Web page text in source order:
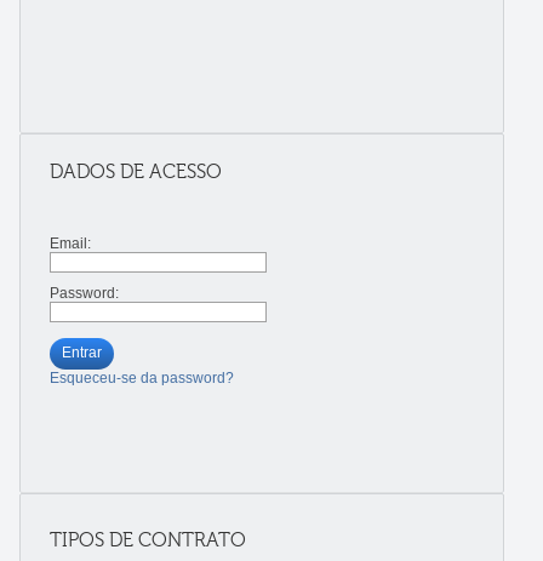
DADOS DE ACESSO
Email:
Password:
Entrar
Esqueceu-se da password?
TIPOS DE CONTRATO